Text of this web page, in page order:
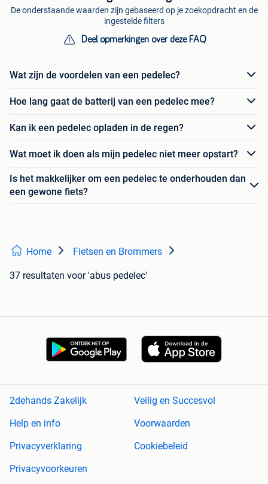
De onderstaande waarden zijn gebaseerd op je zoekopdracht en de
ingestelde filters
Deel opmerkingen over deze FAQ
Wat zijn de voordelen van een pedelec?
Hoe lang gaat de batterij van een pedelec mee?
Kan ik een pedelec opladen in de regen?
Wat moet ik doen als mijn pedelec niet meer opstart?
Is het makkelijker om een pedelec te onderhouden dan
een gewone fiets?
Home Fietsen en Brommers
37 resultaten voor 'abus pedelec'
2dehands Zakelijk
Veilig en Succesvol
Help en info
Voorwaarden
Privacyverklaring
Cookiebeleid
Privacyvoorkeuren